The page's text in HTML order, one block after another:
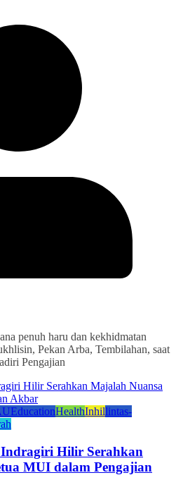
penuh haru dan kekhidmatan
Pekan Arba, Tembilahan, saat
Pengajian
EducationHealthInhillintas-
Hilir Serahkan
MUI dalam Pengajian